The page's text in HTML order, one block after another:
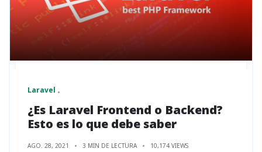
Laravel
¿Es Laravel Frontend o Backend?
Esto es lo que debe saber
AGO. 28, 2021 3 MIN DE LECTURA 10,174 VIEWS